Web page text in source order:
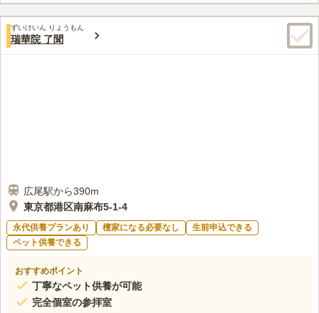
ずいけいん りょうもん
瑞華院 了聞
広尾駅から390m
東京都港区南麻布5-1-4
永代供養プランあり 檀家になる必要なし
生前申込できる
ペット供養できる
おすすめポイント
丁寧なペット供養が可能
完全個室の参拝室